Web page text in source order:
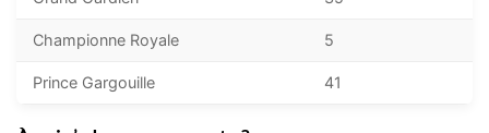
Championne Royale 5
Prince Gargouille 41